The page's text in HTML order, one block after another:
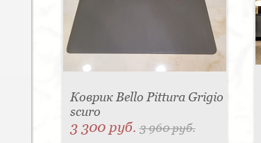
Коврик Bello Pittura Grigio
scuro
3 300 руб.3 960 руб.